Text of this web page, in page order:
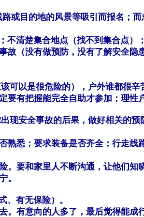
目的地的风景等吸引而报名；而
清楚集合地点（找不到集合点）
故（没有做预防，没有了解安全隐
以是很危险的），户外谁都很辛
有把握能完全自助才参加；理性
安全事故的后果，做好相关的预
熟悉；要求装备是否齐全；行走线
。要和家里人不断沟通，让他们知
。
有无保险）。
。有意向的人多了，最后觉得能成